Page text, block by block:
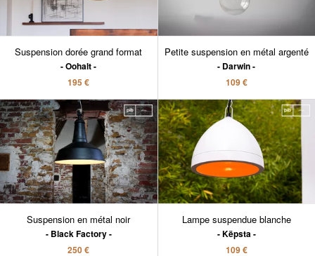
Suspension dorée grand format
Oohalt
195 €
Petite suspension en métal argenté
Darwin
109 €
Suspension en métal noir
Black Factory
250 €
Lampe suspendue blanche
Këpsta
109 €